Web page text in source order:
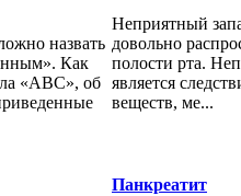
назвать
Как
«АВС», об
Неприятный
довольно
полости рта.
является
веществ, ме...
Панкреатит